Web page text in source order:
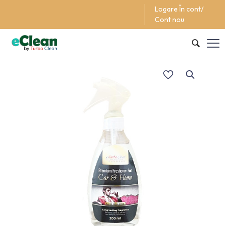
Logare În cont/
Cont nou